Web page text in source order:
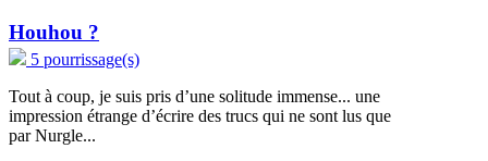
Houhou ?
5 pourrissage(s)
Tout à coup, je suis pris d’une solitude immense... une
impression étrange d’écrire des trucs qui ne sont lus que
par Nurgle...